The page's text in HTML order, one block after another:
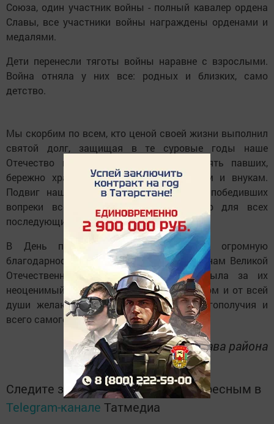
Союза, один участник войны - полный кавалер ордена
Славы, все участники войны награждены орденами и
медалями.
Дети перенесли тяготы войны наравне с взрослыми.
Война отняла у них все: родных и близких, само
детство.
Мы скорбим по всем, кто ценой своей жизни выполнил
святой долг, защищая в те суровые годы наше
Отечество и должны свято чтить память павших,
бережно хранить и передавать ее детям и внукам.
Подвиг наших отцов, матерей и дедов, победивших
вопреки всем ужасам войны, - пример для всех
последующих поколений.
В День памяти и скорби выражаю огромную
благодарность и признательность ветеранам Великой
Отечественной войны и труженикам тыла за их
неоценимый вклад в Победу над фашизмом и от всей
души желаю им крепкого здоровья, благополучия и
всего самого доброго в жизни!
Рустам КАЛИМУЛЛИН, Глава района
Следите за самым важным и интересным в
Telegram-канале Татмедиа